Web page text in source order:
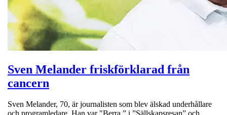
Sven Melander friskförklarad från
cancern
Sven Melander, 70, är journalisten som blev älskad underhållare